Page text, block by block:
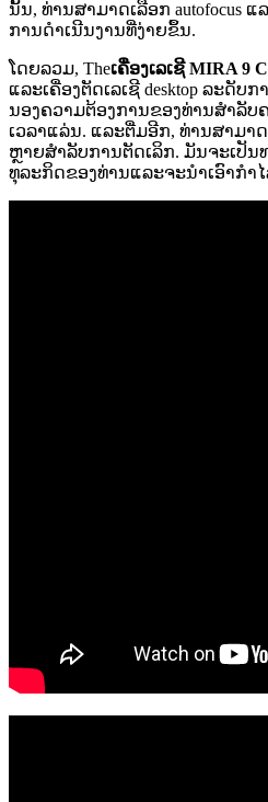
ນັ້ນ, ທ່ານສາມາດເລືອກ autofocus
ການດໍາເນີນງານທີ່ງ່າຍຂຶ້ນ.
ໂດຍລວມ, Theເຄື່ອງເລເຊີ MIRA 9
ແລະເຄື່ອງຕັດເລເຊີ desktop ລະດັ
ນອງຄວາມຕ້ອງການຂອງທ່ານສໍາລັບ
ເວລາແລ່ນ. ແລະຕື່ມອີກ, ທ່ານສາມາ
ຫຼາຍສໍາລັບການຕັດເລິກ. ມັນຈະເປັນ
ທຸລະກິດຂອງທ່ານແລະຈະນໍາເອົາກໍາ